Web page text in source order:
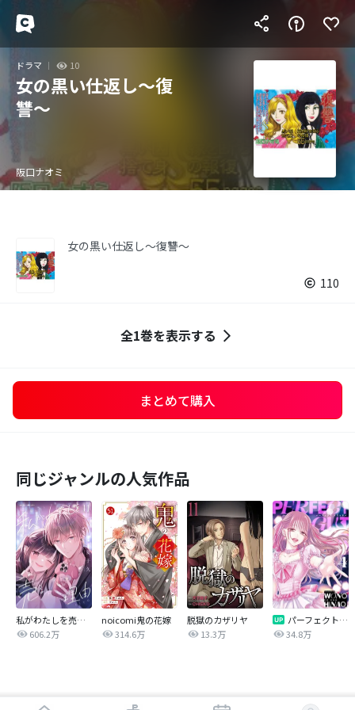
ドラマ 10
女の黒い仕返し～復
讐～
阪口ナオミ
女の黒い仕返し～復讐～
110
全1巻を表示する
まとめて購入
同じジャンルの人気作品
私がわたしを売る理由
606.2万
noicomi鬼の花嫁
314.6万
脱獄のカザリヤ
13.3万
パーフェクトグリッター
34.8万